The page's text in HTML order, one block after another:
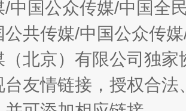
国五大"原罪"
/中国公众传媒/中国全
公共传媒/中国公众传
（北京）有限公司独
台友情链接，授权合